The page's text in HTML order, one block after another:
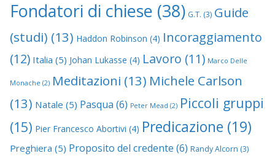
Fondatori di chiese (38) G.T. (3) Guide
(studi) (13) Haddon Robinson (4) Incoraggiamento
(12) Italia (5) Johan Lukasse (4) Lavoro (11) Marco Delle
Monache (2) Meditazioni (13) Michele Carlson
(13) Natale (5) Pasqua (6) Peter Mead (2) Piccoli gruppi
(15) Pier Francesco Abortivi (4) Predicazione (19)
Preghiera (5) Proposito del credente (6) Randy Alcorn (3)